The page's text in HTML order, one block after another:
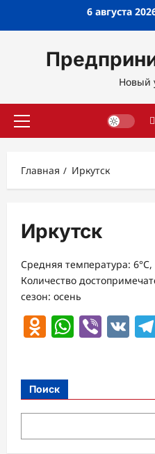
6 августа
Новый
Основное
Главная Иркутск
Иркутск
Средняя температура:
Количество
сезон: осень
Viber
Поиск